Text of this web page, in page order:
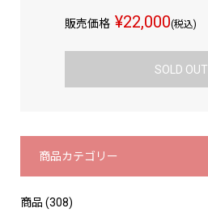
販売価格 ¥22,000(税込)
SOLD OUT
商品カテゴリー
商品 (308)